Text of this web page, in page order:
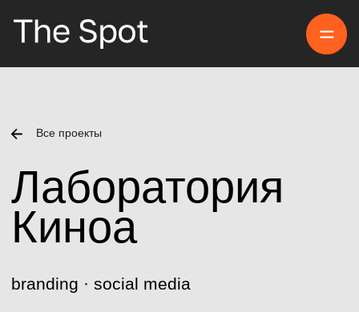
branding · social media
Лаборатория Киноа — фудтех-
wellness, производящий киноа
премиум-качества, собранный
Лаборатория
Киноа